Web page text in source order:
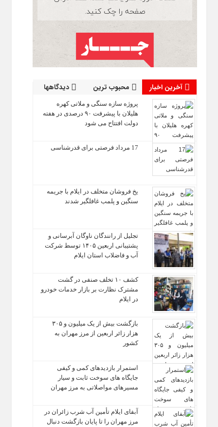
آخرین اخبار محبوب ترین دیدگاهها
پروژه سازه سنگی و ملاتی کهره
هلیلان با پیشرفت ۹۰ درصدی در هفته
دولت افتتاح می شود
17 مرداد فرصتی برای قدرشناسی
یخ‌ فروشان متخلف در ایلام با جریمه
سنگین و پلمب غافلگیر شدند
تجلیل از رانندگان ناوگان آبرسانی و
پشتیبانی اربعین ۱۴۰۵ توسط شرکت
آب و فاضلاب استان ایلام
کشف ۱۰ تخلف صنفی در گشت
مشترک نظارت بر بازار خدمات خودرو
در ایلام
بازگشت بیش از یک میلیون و ۳۰۵
هزار زائر اربعین از مرز مهران به
کشور
استمرار بازدیدهای کمی و کیفی
جایگاه‌ های سوخت ثابت و سیار
مسیرهای مواصلاتی به مرز مهران
آبفای ایلام تأمین آب شرب زائران در
مرز مهران را تا پایان بازگشت دنبال